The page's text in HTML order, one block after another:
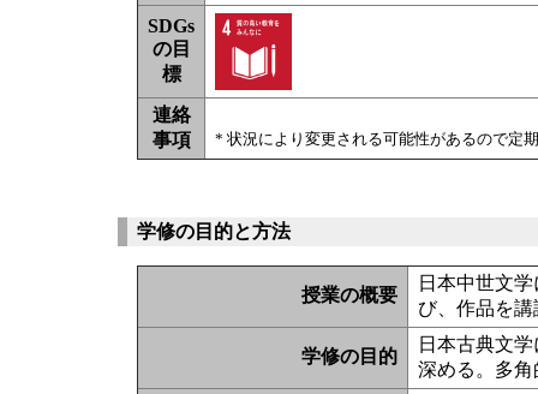
SDGs
の目
標
連絡
事項
* 状況により変更される可能性があるので定
学修の目的と方法
授業の概要
日本中世文
び、作品を
学修の目的
日本古典文
深める。多